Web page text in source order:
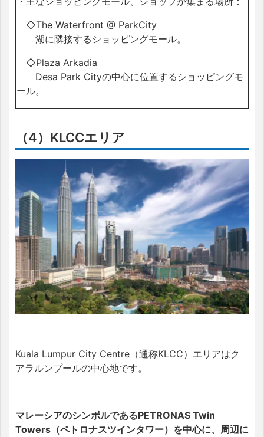
◇The Waterfront @ ParkCity
湖に隣接するショッピングモール。
◇Plaza Arkadia
Desa Park Cityの中心に位置するショッピングモ
ール。
（4）KLCCエリア
Kuala Lumpur City Centre（通称KLCC）エリアはク
アラルンプールの中心地です。
マレーシアのシンボルであるPETRONAS Twin
Towers（ペトロナスツインタワー）を中心に、周辺に